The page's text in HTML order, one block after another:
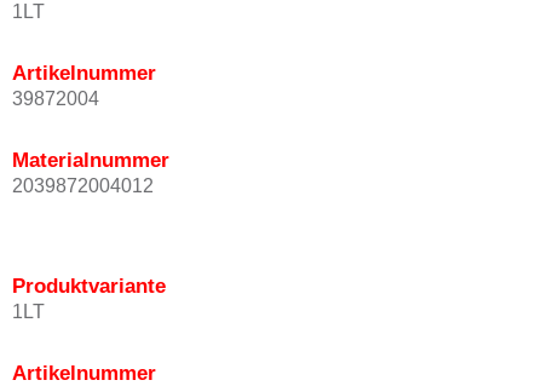
1LT
Artikelnummer
39872004
Materialnummer
2039872004012
Produktvariante
1LT
Artikelnummer